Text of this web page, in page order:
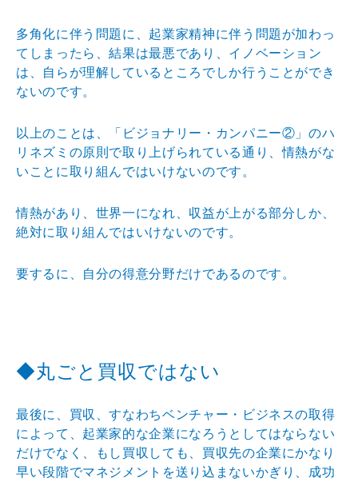
多角化に伴う問題に、起業家精神に伴う問題が加わっ
てしまったら、結果は最悪であり、イノベーション
は、自らが理解しているところでしか行うことができ
ないのです。
以上のことは、「ビジョナリー・カンパニー②」のハ
リネズミの原則で取り上げられている通り、情熱がな
いことに取り組んではいけないのです。
情熱があり、世界一になれ、収益が上がる部分しか、
絶対に取り組んではいけないのです。
要するに、自分の得意分野だけであるのです。
◆丸ごと買収ではない
最後に、買収、すなわちベンチャー・ビジネスの取得
によって、起業家的な企業になろうとしてはならない
だけでなく、もし買収しても、買収先の企業にかなり
早い段階でマネジメントを送り込まないかぎり、成功